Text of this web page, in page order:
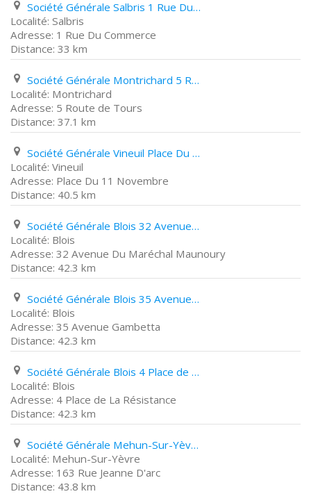
Société Générale Salbris 1 Rue Du Commerce
Salbris
1 Rue Du Commerce
33 km
Société Générale Montrichard 5 Route de Tours
Montrichard
5 Route de Tours
37.1 km
Société Générale Vineuil Place Du 11 Novembre
Vineuil
Place Du 11 Novembre
40.5 km
Société Générale Blois 32 Avenue Du Maréchal Maunoury
Blois
32 Avenue Du Maréchal Maunoury
42.3 km
Société Générale Blois 35 Avenue Gambetta
Blois
35 Avenue Gambetta
42.3 km
Société Générale Blois 4 Place de La Résistance
Blois
4 Place de La Résistance
42.3 km
Société Générale Mehun-Sur-Yèvre 163 Rue Jeanne D'arc
Mehun-Sur-Yèvre
163 Rue Jeanne D'arc
43.8 km